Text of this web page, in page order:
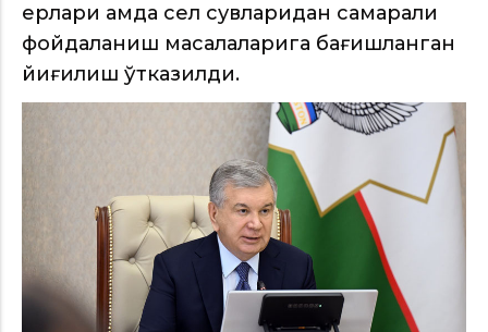
ерлари ҳамда сел сувларидан самарали
фойдаланиш масалаларига бағишланган
йиғилиш ўтказилди.